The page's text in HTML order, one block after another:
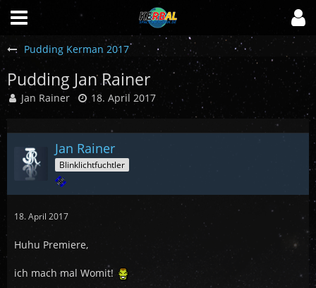
Pudding Kerman 2017
Pudding Jan Rainer
Jan Rainer 18. April 2017
Jan Rainer
Blinklichtfuchtler
18. April 2017
Huhu Premiere,
ich mach mal Womit!